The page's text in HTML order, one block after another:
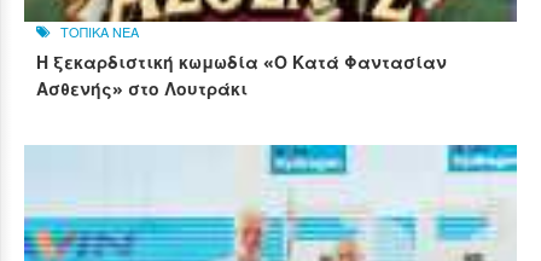
ΤΟΠΙΚΑ ΝΕΑ
Η ξεκαρδιστική κωμωδία «Ο Κατά Φαντασίαν
Ασθενής» στο Λουτράκι